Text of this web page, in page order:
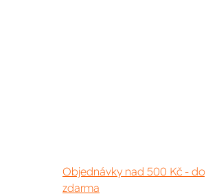
Objednávky nad 500 Kč -
zdarma